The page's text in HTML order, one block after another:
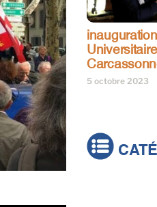
5 octobre 2023